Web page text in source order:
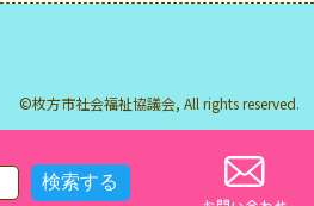
©枚方市社会福祉協議会, All rights reserved.